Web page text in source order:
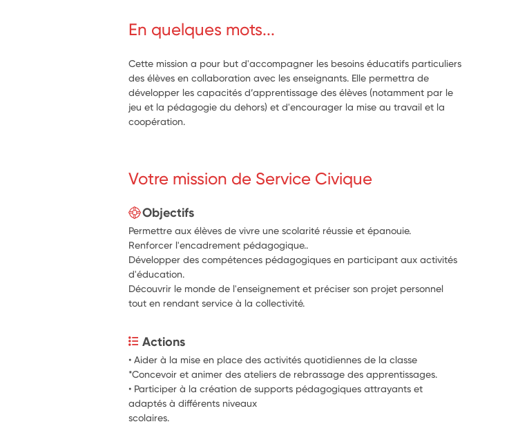
En quelques mots...
Cette mission a pour but d'accompagner les besoins éducatifs particuliers
des élèves en collaboration avec les enseignants. Elle permettra de
développer les capacités d’apprentissage des élèves (notamment par le
jeu et la pédagogie du dehors) et d'encourager la mise au travail et la
coopération.
Votre mission de Service Civique
Objectifs
Permettre aux élèves de vivre une scolarité réussie et épanouie.
Renforcer l'encadrement pédagogique..
Développer des compétences pédagogiques en participant aux activités
d'éducation.
Découvrir le monde de l'enseignement et préciser son projet personnel
tout en rendant service à la collectivité.
Actions
• Aider à la mise en place des activités quotidiennes de la classe
*Concevoir et animer des ateliers de rebrassage des apprentissages.
• Participer à la création de supports pédagogiques attrayants et
adaptés à différents niveaux
scolaires.